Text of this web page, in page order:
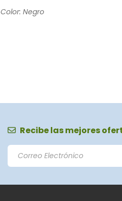
Color: Negro
Recibe las mejores